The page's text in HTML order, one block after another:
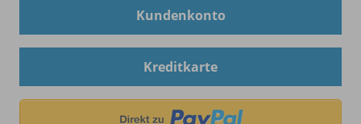
Kundenkonto
Kreditkarte